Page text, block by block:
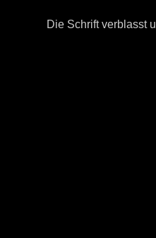
Die Schrift verblasst